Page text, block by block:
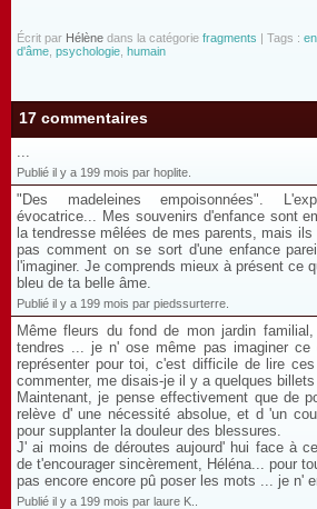
Écrit par Hélène dans la catégorie fragments | Tags :
d'âme psychologie humain
17 commentaires
...
Publié il y a 199 mois par hoplite.
"Des madeleines empoisonnées".
évocatrice... Mes souvenirs d'enfance sont
la tendresse mêlées de mes parents, mais
pas comment on se sort d'une enfance
l'imaginer. Je comprends mieux à présent ce
bleu de ta belle âme.
Publié il y a 199 mois par piedssurterre.
Même fleurs du fond de mon jardin
tendres ... je n' ose même pas imaginer ce
représenter pour toi, c'est difficile de lire
commenter, me disais-je il y a quelques
Maintenant, je pense effectivement que de
relève d' une nécessité absolue, et d 'un
pour supplanter la douleur des blessures.
J' ai moins de déroutes aujourd' hui face à
de t'encourager sincèrement, Héléna... pour
pas encore encore pû poser les mots ... je n'
Publié il y a 199 mois par laure K..